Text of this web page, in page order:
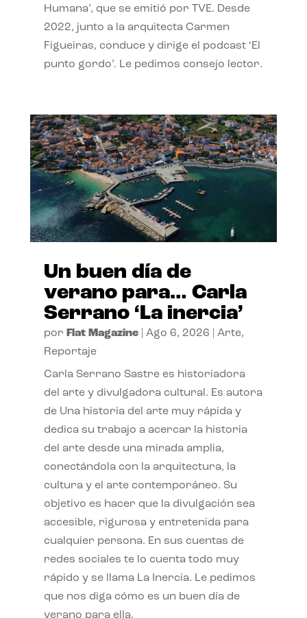
Humana’, que se emitió por TVE. Desde
2022, junto a la arquitecta Carmen
Figueiras, conduce y dirige el podcast ‘El
punto gordo’. Le pedimos consejo lector.
Un buen día de
verano para… Carla
Serrano ‘La inercia’
por Flat Magazine| Ago 6, 2026 Arte,
Reportaje
Carla Serrano Sastre es historiadora
del arte y divulgadora cultural. Es autora
de Una historia del arte muy rápida y
dedica su trabajo a acercar la historia
del arte desde una mirada amplia,
conectándola con la arquitectura, la
cultura y el arte contemporáneo. Su
objetivo es hacer que la divulgación sea
accesible, rigurosa y entretenida para
cualquier persona. En sus cuentas de
redes sociales te lo cuenta todo muy
rápido y se llama La Inercia. Le pedimos
que nos diga cómo es un buen día de
verano para ella.